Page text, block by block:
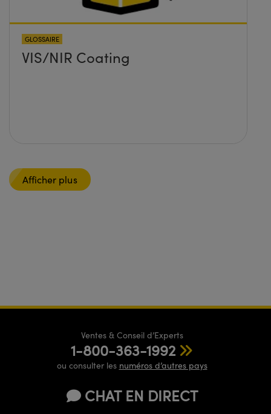
GLOSSAIRE
VIS/NIR Coating
Afficher plus
Ventes & Conseil d’Experts
1-800-363-1992
ou consulter les numéros d’autres pays
CHAT EN DIRECT